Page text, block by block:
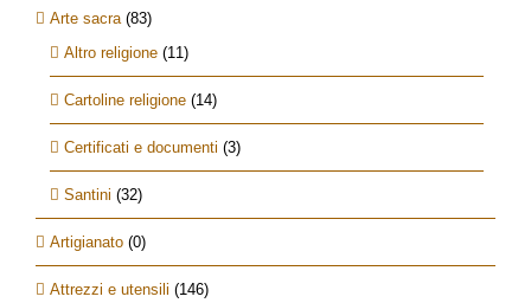
Arte sacra (83)
Altro religione (11)
Cartoline religione (14)
Certificati e documenti (3)
Santini (32)
Artigianato (0)
Attrezzi e utensili (146)